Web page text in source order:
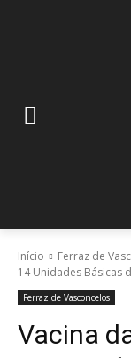
Início Ferraz de
14 Unidades Básicas
Ferraz de Vasconcelos
Vacina